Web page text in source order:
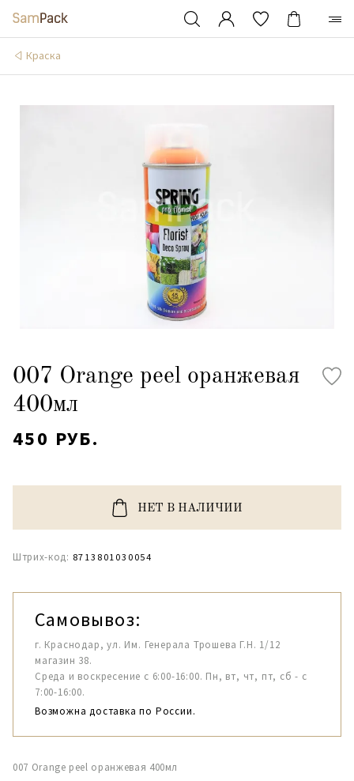
Краска
007 Orange peel оранжевая
400мл
450 РУБ.
НЕТ В НАЛИЧИИ
Штрих-код: 8713801030054
Самовывоз:
г. Краснодар, ул. Им. Генерала Трошева Г.Н. 1/12
магазин 38.
Среда и воскресение с 6:00-16:00. Пн, вт, чт, пт, сб - с
7:00-16:00.
Возможна доставка по России.
007 Orange peel оранжевая 400мл